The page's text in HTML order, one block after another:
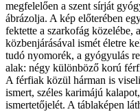
megfelelően a szent sírját
ábrázolja. A kép előterében
fektette a szarkofág
közbenjárásával ismét életre
tudó nyomorék, a gyógyulás
alak: négy különböző korú
A férfiak közül hárman is
ismert, széles karimájú
ismertetőjelét. A táblaképen